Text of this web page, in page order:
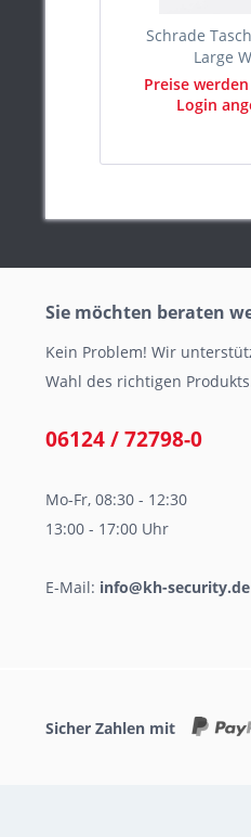
Schrade
Large
Preise
Login
Sie möchten beraten
Kein Problem! Wir
Wahl des richtigen
06124 / 72798-0
Mo-Fr, 08:30 - 12:30
13:00 - 17:00 Uhr
E-Mail: info@kh-security.de
Sicher Zahlen mit